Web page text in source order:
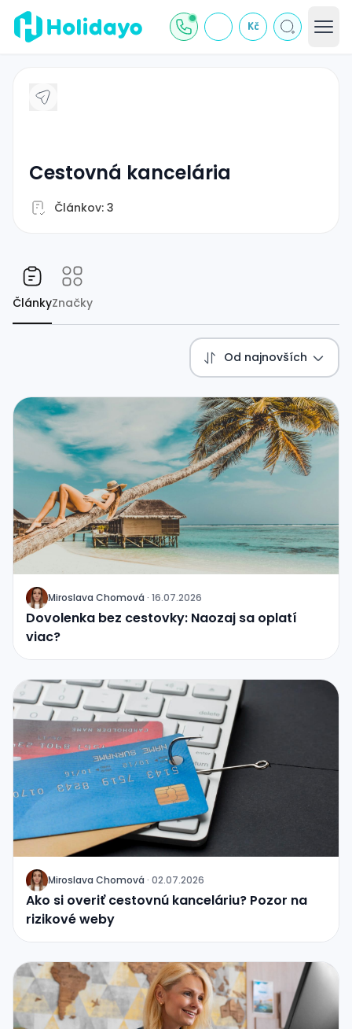
Kč
cestovná kancelária
Článkov: 3
ČlánkyZnačky
Od najnovších
J Miroslava Chomová · 16.07.2026
Dovolenka bez cestovky: Naozaj sa oplatí
viac?
J Miroslava Chomová · 02.07.2026
Ako si overiť cestovnú kanceláriu? Pozor na
rizikové weby